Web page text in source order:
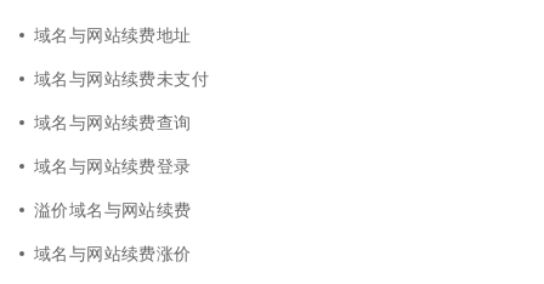
域名与网站续费地址
域名与网站续费未支付
域名与网站续费查询
域名与网站续费登录
溢价域名与网站续费
域名与网站续费涨价